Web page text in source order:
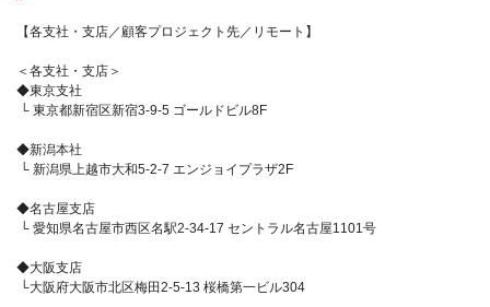
【各支社・支店／顧客プロジェクト先／リモート】
＜各支社・支店＞
◆東京支社
└ 東京都新宿区新宿3-9-5 ゴールドビル8F
◆新潟本社
└ 新潟県上越市大和5-2-7 エンジョイプラザ2F
◆名古屋支店
└ 愛知県名古屋市西区名駅2-34-17 セントラル名古屋1101号
◆大阪支店
└大阪府大阪市北区梅田2-5-13 桜橋第一ビル304